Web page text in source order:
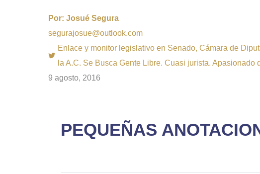
Por: Josué Segura
segurajosue@outlook.com
Enlace y monitor legislativo en Senado, Cámara de
la A.C. Se Busca Gente Libre. Cuasi jurista. Apasionado
9 agosto, 2016
PEQUEÑAS